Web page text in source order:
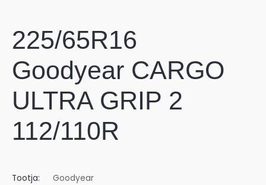
225/65R16
Goodyear CARGO
ULTRA GRIP 2
112/110R
Tootja: Goodyear